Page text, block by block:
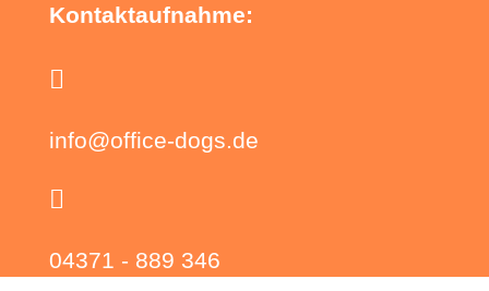
Kontaktaufnahme:

info@office-dogs.de

04371 - 889 346